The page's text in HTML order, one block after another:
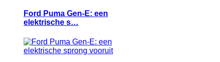
Ford Puma Gen-E: een
elektrische s…